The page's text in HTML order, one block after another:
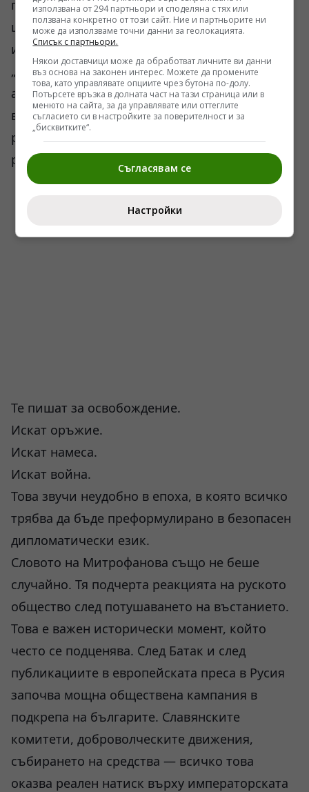
проблем за определени среди. Появиха се
цели академични линии, които предпочитат
изрази като „османско присъствие“,
„османско управление“, „имперска
администрация“. Само че в архивите от XIX
век езикът е различен. Там българските
революционери не използват този стерилен
речник.
Те пишат за освобождение.
Искат оръжие.
Искат намеса.
Искат война.
Това звучи неудобно в епоха, в която всичко
трябва да бъде преформулирано в безопасен
дипломатически език.
Словото на Митрофанова също не беше
случайно. Тя подчерта реакцията на руското
общество след потушаването на въстанието.
Това е важен исторически момент, който
често се подценява. След Батак и след
публикациите в европейската преса в Русия
започва мощна обществена кампания в
подкрепа на българите. Славянските
комитети, доброволческите движения,
събирането на средства — всичко това
оказва реален натиск върху императорската
използвана от 294 партньори и споделяна с тях или
ползвана конкретно от този сайт. Ние и партньорите ни
може да използваме точни данни за геолокацията.
Списък с партньори.
Някои доставчици може да обработват личните ви данни
въз основа на законен интерес. Можете да промените
това, като управлявате опциите чрез бутона по-долу.
Потърсете връзка в долната част на тази страница или в
менюто на сайта, за да управлявате или оттеглите
съгласието си в настройките за поверителност и за
„бисквитките“.
Съгласявам се
Настройки